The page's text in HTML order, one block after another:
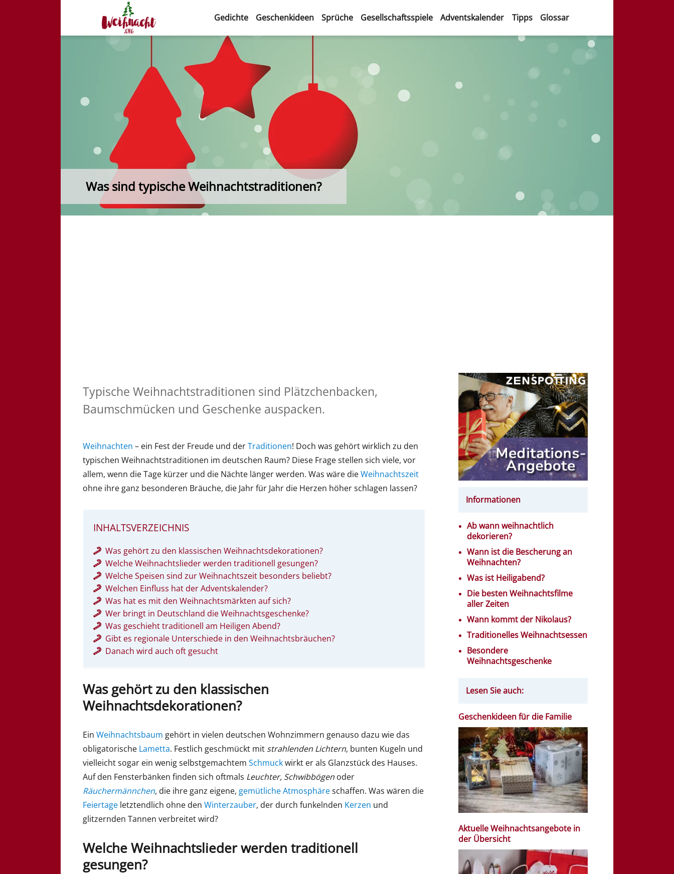
Gedichte Geschenkideen Sprüche Gesellschaftsspiele Adventskalender Tipps Glossar
Was sind typische Weihnachtstraditionen?
Typische Weihnachtstraditionen sind Plätzchenbacken,
Baumschmücken und Geschenke auspacken.
Weihnachten – ein Fest der Freude und derTraditionen! Doch was gehört wirklich zu den
typischen Weihnachtstraditionen im deutschen Raum? Diese Frage stellen sich viele, vor
allem, wenn die Tage kürzer und die Nächte länger werden. Was wäre dieWeihnachtszeit
ohne ihre ganz besonderen Bräuche, die Jahr für Jahr die Herzen höher schlagen lassen?
INHALTSVERZEICHNIS
Was gehört zu den klassischen Weihnachtsdekorationen?
Welche Weihnachtslieder werden traditionell gesungen?
Welche Speisen sind zur Weihnachtszeit besonders beliebt?
Welchen Einfluss hat der Adventskalender?
Was hat es mit den Weihnachtsmärkten auf sich?
Wer bringt in Deutschland die Weihnachtsgeschenke?
Was geschieht traditionell am Heiligen Abend?
Gibt es regionale Unterschiede in den Weihnachtsbräuchen?
Danach wird auch oft gesucht
Was gehört zu den klassischen
Weihnachtsdekorationen?
EinWeihnachtsbaum gehört in vielen deutschen Wohnzimmern genauso dazu wie das
obligatorische Lametta. Festlich geschmückt mit strahlenden Lichtern, bunten Kugeln und
vielleicht sogar ein wenig selbstgemachtemSchmuckwirkt er als Glanzstück des Hauses.
Auf den Fensterbänken finden sich oftmals Leuchter, Schwibbögen oder
Räuchermännchen, die ihre ganz eigene, gemütliche Atmosphäreschaffen. Was wären die
Feiertage letztendlich ohne denWinterzauber, der durch funkelnden Kerzen und
glitzernden Tannen verbreitet wird?
Welche Weihnachtslieder werden traditionell
gesungen?
Informationen
Ab wann weihnachtlich
dekorieren?
Wann ist die Bescherung an
Weihnachten?
Was ist Heiligabend?
Die besten Weihnachtsfilme
aller Zeiten
Wann kommt der Nikolaus?
Traditionelles Weihnachtsessen
Besondere
Weihnachtsgeschenke
Lesen Sie auch:
Geschenkideen für die Familie
Aktuelle Weihnachtsangebote in
der Übersicht